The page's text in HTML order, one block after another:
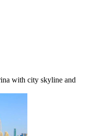
with city skyline and